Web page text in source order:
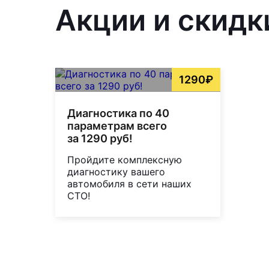
Акции и
1290₽
Диагностика по 40
параметрам всего
за 1290 руб!
Пройдите комплексную
диагностику вашего
автомобиля в сети наших
СТО!